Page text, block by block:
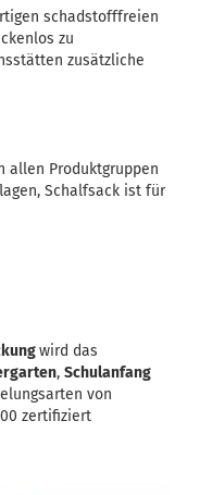
schadstofffreien
zu
zusätzliche
allen Produktgruppen
Schalfsack ist für
wird das
, Schulanfang
von
zertifiziert